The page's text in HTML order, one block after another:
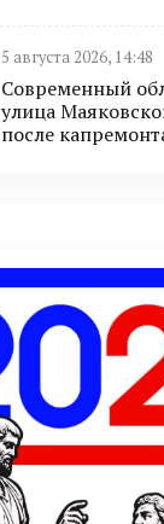
5 августа 2026, 14:48
Современный
улица
после